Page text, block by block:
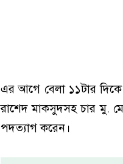
এর আগে বেলা ১১টার দিকে
রাশেদ মাকসুদসহ চার মু.
পদত্যাগ করেন।